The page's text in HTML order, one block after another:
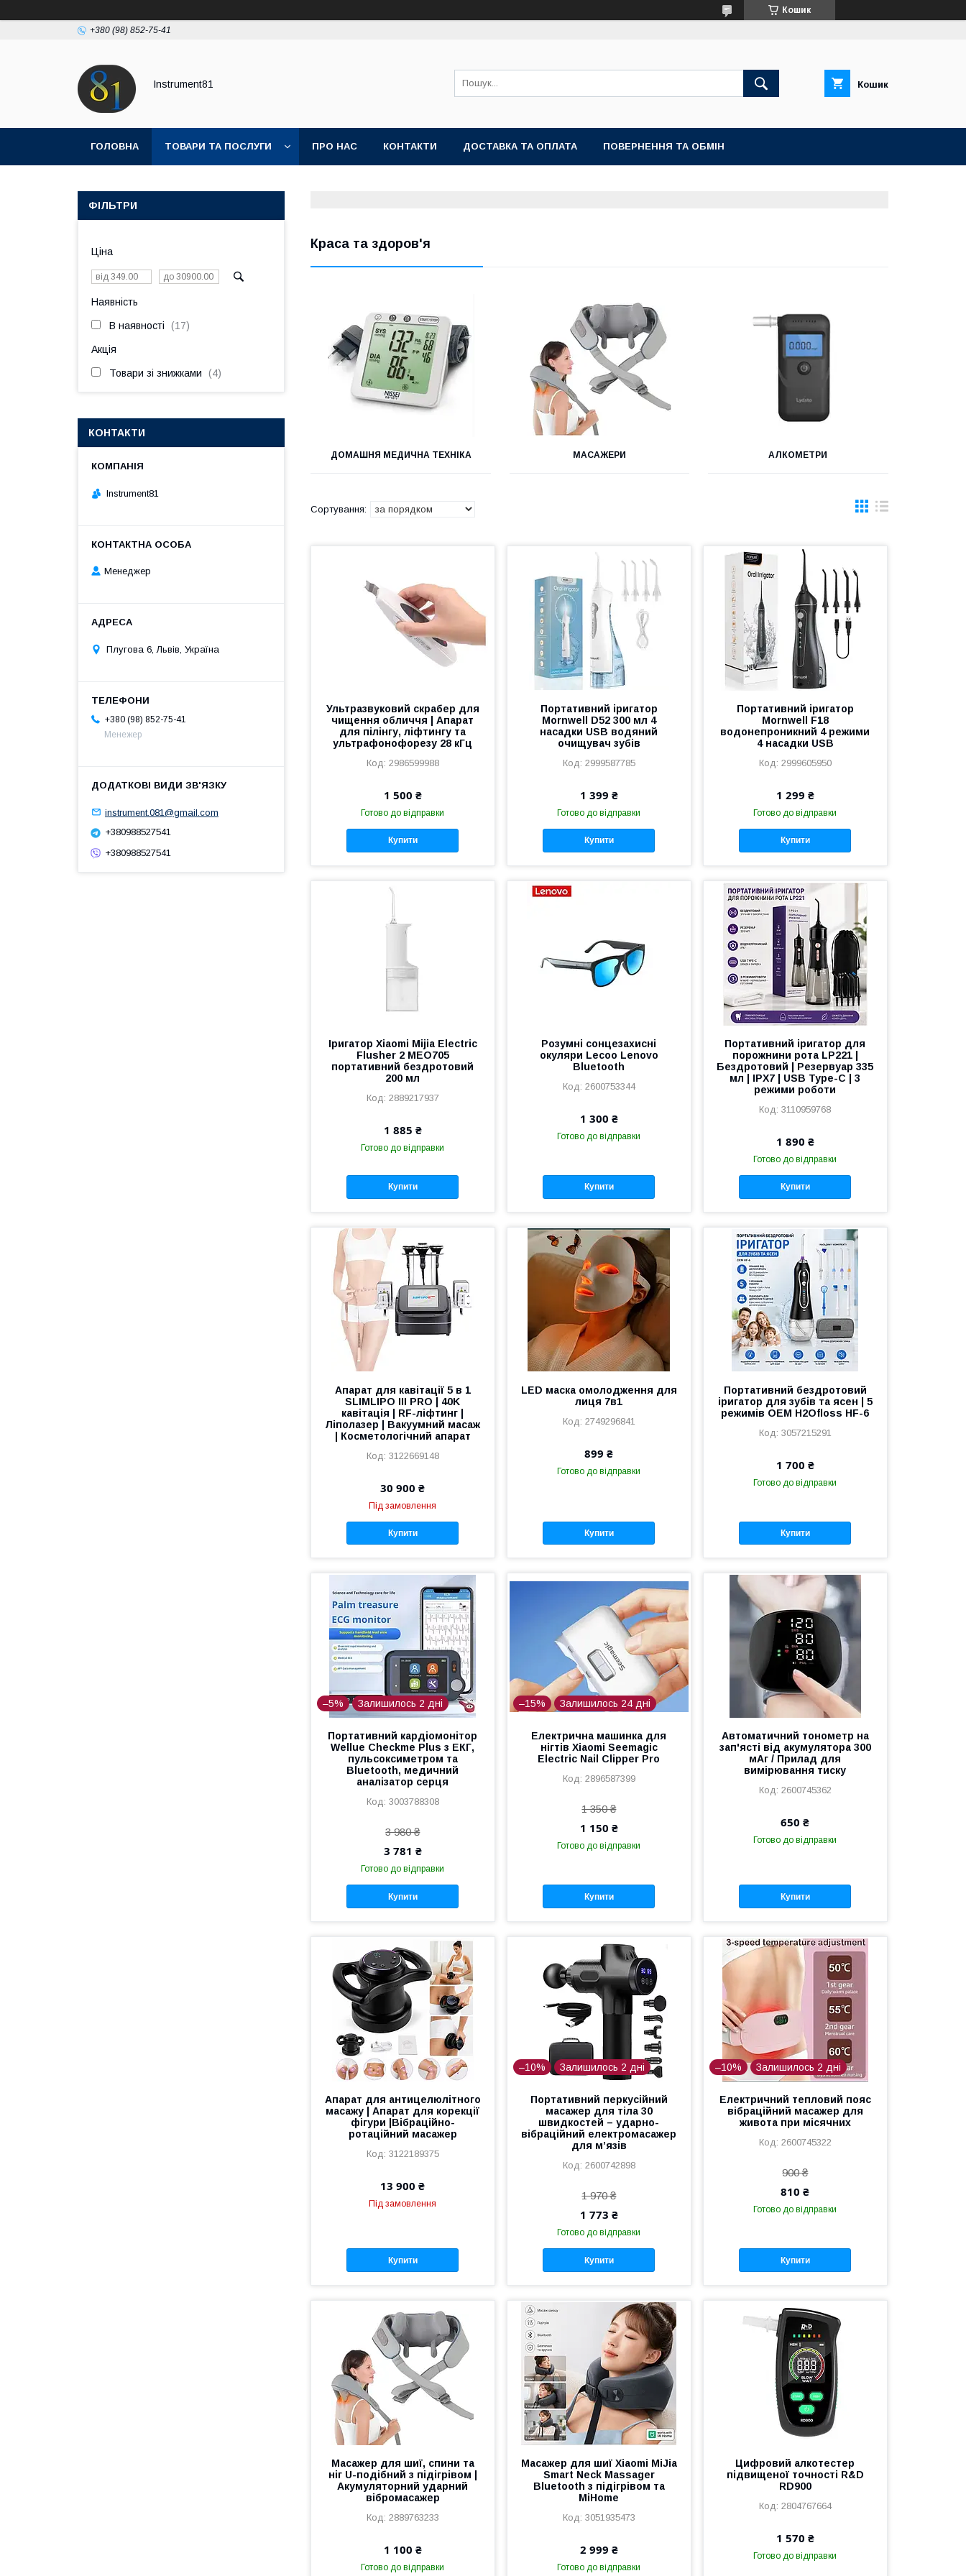
Кошик
+380 (98) 852-75-41
Instrument81 Кошик
ГОЛОВНА ТОВАРИ ТА ПОСЛУГИ ПРО НАС КОНТАКТИ ДОСТАВКА ТА ОПЛАТА ПОВЕРНЕННЯ ТА ОБМІН
Краса та здоров'я
ДОМАШНЯ МЕДИЧНА ТЕХНІКА МАСАЖЕРИ АЛКОМЕТРИ
Ультразвуковий скрабер для
чищення обличчя | Апарат
для пілінгу, ліфтингу та
ультрафонофорезу 28 кГц
2986599988
1 500 ₴
Готово до відправки
Купити
Портативний іригатор
Mornwell D52 300 мл 4
насадки USB водяний
очищувач зубів
2999587785
1 399 ₴
Готово до відправки
Купити
Портативний іригатор
Mornwell F18
водонепроникний 4 режими
4 насадки USB
2999605950
1 299 ₴
Готово до відправки
Купити
Іригатор Xiaomi Mijia Electric
Flusher 2 MEO705
портативний бездротовий
200 мл
2889217937
1 885 ₴
Готово до відправки
Купити
Розумні сонцезахисні
окуляри Lecoo Lenovo
Bluetooth
2600753344
1 300 ₴
Готово до відправки
Купити
Портативний іригатор для
порожнини рота LP221 |
Бездротовий | Резервуар 335
мл | IPX7 | USB Type-C | 3
режими роботи
3110959768
1 890 ₴
Готово до відправки
Купити
Апарат для кавітації 5 в 1
SLIMLIPO III PRO | 40K
кавітація | RF-ліфтинг |
Ліполазер | Вакуумний масаж
| Косметологічний апарат
3122669148
30 900 ₴
Під замовлення
Купити
LED маска омолодження для
лиця 7в1
2749296841
899 ₴
Готово до відправки
Купити
Портативний бездротовий
іригатор для зубів та ясен | 5
режимів OEM H2Ofloss HF-6
3057215291
1 700 ₴
Готово до відправки
Купити
–5% Залишилось 2 дні
Портативний кардіомонітор
Wellue Checkme Plus з ЕКГ,
пульсоксиметром та
Bluetooth, медичний
аналізатор серця
3003788308
3 980 ₴
3 781 ₴
Готово до відправки
Купити
–15% Залишилось 24 дні
Електрична машинка для
нігтів Xiaomi Seemagic
Electric Nail Clipper Pro
2896587399
1 350 ₴
1 150 ₴
Готово до відправки
Купити
Автоматичний тонометр на
зап'ясті від акумулятора 300
мАг / Прилад для
вимірювання тиску
2600745362
650 ₴
Готово до відправки
Купити
Апарат для антицелюлітного
масажу | Апарат для корекції
фігури |Вібраційно-
ротаційний масажер
3122189375
13 900 ₴
Під замовлення
Купити
–10% Залишилось 2 дні
Портативний перкусійний
масажер для тіла 30
швидкостей – ударно-
вібраційний електромасажер
для м’язів
2600742898
1 970 ₴
1 773 ₴
Готово до відправки
Купити
–10% Залишилось 2 дні
Електричний тепловий пояс
вібраційний масажер для
живота при місячних
2600745322
900 ₴
810 ₴
Готово до відправки
Купити
Масажер для шиї, спини та
ніг U-подібний з підігрівом |
Акумуляторний ударний
вібромасажер
2889763233
1 100 ₴
Готово до відправки
Масажер для шиї Xiaomi MiJia
Smart Neck Massager
Bluetooth з підігрівом та
MiHome
3051935473
2 999 ₴
Готово до відправки
Цифровий алкотестер
підвищеної точності R&D
RD900
2804767664
1 570 ₴
Готово до відправки
ФІЛЬТРИ
Ціна
Наявність
В наявності 17
Акція
Товари зі знижками 4
КОНТАКТИ
Instrument81
Менеджер
Плугова 6, Львів, Україна
+380 (98) 852-75-41
Менежер
instrument.081@gmail.com
+380988527541
+380988527541